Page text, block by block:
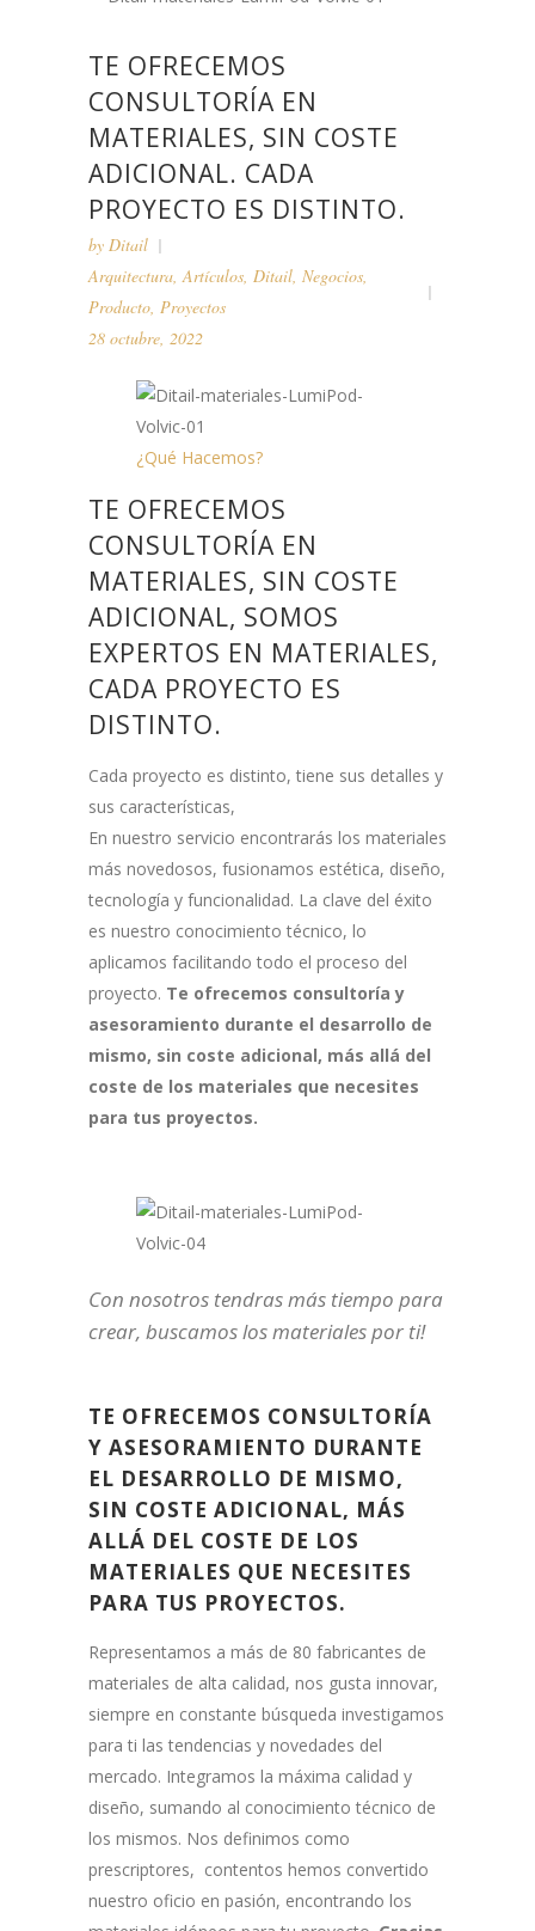
TE OFRECEMOS
CONSULTORÍA EN
MATERIALES, SIN COSTE
ADICIONAL. CADA
PROYECTO ES DISTINTO.
by Ditail
Arquitectura,Artículos, Ditail, Negocios,
Producto, Proyectos
28 octubre, 2022
¿Qué Hacemos?
TE OFRECEMOS
CONSULTORÍA EN
MATERIALES, SIN COSTE
ADICIONAL, SOMOS
EXPERTOS EN MATERIALES,
CADA PROYECTO ES
DISTINTO.
Cada proyecto es distinto, tiene sus detalles y
sus características,
En nuestro servicio encontrarás los materiales
más novedosos, fusionamos estética, diseño,
tecnología y funcionalidad. La clave del éxito
es nuestro conocimiento técnico, lo
aplicamos facilitando todo el proceso del
proyecto. Te ofrecemos consultoría y
asesoramiento durante el desarrollo de
mismo, sin coste adicional, más allá del
coste de los materiales que necesites
para tus proyectos.
Con nosotros tendras más tiempo para
crear, buscamos los materiales por ti!
TE OFRECEMOS CONSULTORÍA
Y ASESORAMIENTO DURANTE
EL DESARROLLO DE MISMO,
SIN COSTE ADICIONAL, MÁS
ALLÁ DEL COSTE DE LOS
MATERIALES QUE NECESITES
PARA TUS PROYECTOS.
Representamos a más de 80 fabricantes de
materiales de alta calidad, nos gusta innovar,
siempre en constante búsqueda investigamos
para ti las tendencias y novedades del
mercado. Integramos la máxima calidad y
diseño, sumando al conocimiento técnico de
los mismos. Nos definimos como
prescriptores, contentos hemos convertido
nuestro oficio en pasión, encontrando los